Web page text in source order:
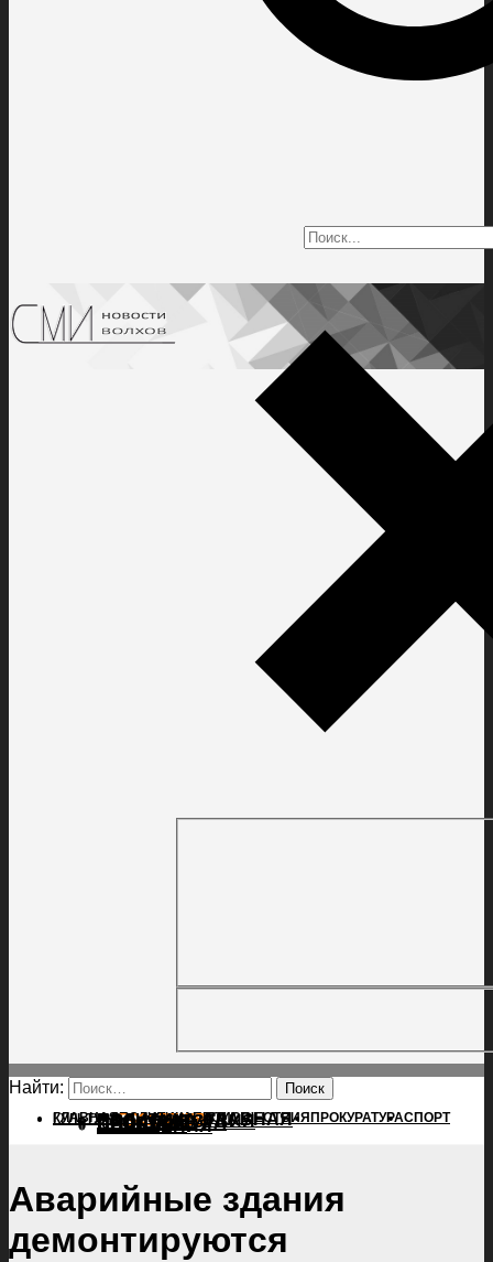
Найти:
ГЛАВНАЯПОЛИТИКАПРОИСШЕСТВИЯ ПРОКУРАТУРАСПОРТ
КУЛЬТУРАПОСЕЛЕНИЯГЛАВНАЯ
ПОЛИТИКА
ПРОИСШЕСТВИЯ
ПРОКУРАТУРА
СПОРТ
КУЛЬТУРА
ПОСЕЛЕНИЯ
Аварийные здания
демонтируются